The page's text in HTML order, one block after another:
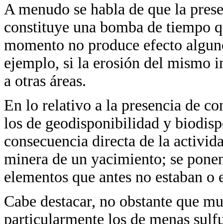
A menudo se habla de que la
constituye una bomba de tiempo
momento no produce efecto
ejemplo, si la erosión del mismo
a otras áreas.
En lo relativo a la presencia de
los de geodisponibilidad y
consecuencia directa de la
minera de un yacimiento; se
elementos que antes no estaban
Cabe destacar, no obstante que
particularmente los de menas